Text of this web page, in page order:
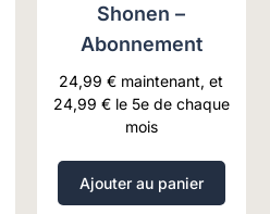
Shonen –
Abonnement
24,99€ maintenant, et
24,99 € le 5e de chaque
mois
Ajouter au panier